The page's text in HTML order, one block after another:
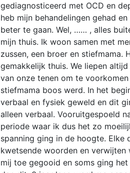
gediagnosticeerd met OCD en
heb mijn behandelingen gehad
beter te gaan. Wel, …… , alles
mijn thuis. Ik woon samen met
zussen, een broer en stiefmama.
gemakkelijk thuis. We liepen
van onze tenen om te
stiefmama boos werd. In het
verbaal en fysiek geweld en dit
alleen verbaal. Vooruitgespoeld
periode waar ik dus het zo
spanning ging in de hoogte. Elke
kwetsende woorden en verwijten
mij toe gegooid en soms ging